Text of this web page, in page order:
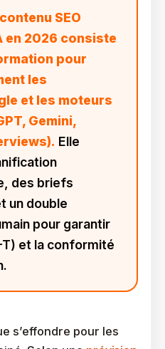
SEO
en 2026 consiste
pour
les
et les moteurs
Gemini,
Elle
des briefs
un double
pour garantir
T) et la conformité
s’effondre pour les